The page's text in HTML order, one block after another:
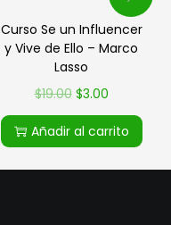
Curso Se un Influencer
y Vive de Ello – Marco
Lasso
$19.00 $3.00
Añadir al carrito